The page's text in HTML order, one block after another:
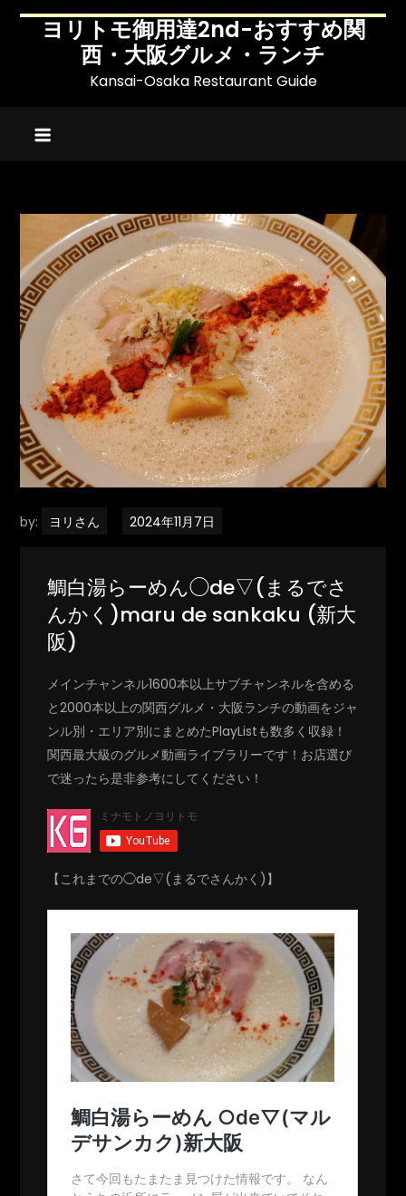
Skip
ヨリトモ御用達2nd-おすすめ関
西・大阪グルメ・ランチ
Kansai-Osaka Restaurant Guide
by: ヨリさん
鯛白湯らーめん◯de▽(まるでさ
んかく)maru de sankaku (新大
阪)
メインチャンネル1600本以上サブチャンネルを含める
と2000本以上の関西グルメ・大阪ランチの動画をジャ
ンル別・エリア別にまとめたPlayListも数多く収録！
関西最大級のグルメ動画ライブラリーです！お店選び
で迷ったら是非参考にしてください！
【これまでの◯de▽(まるでさんかく)】